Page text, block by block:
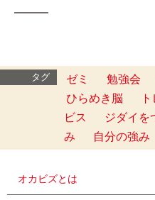
━━━
タグ ゼミ 勉強会
ひらめき脳
ビス
ジダイを
み
自分の強み
オカビズとは